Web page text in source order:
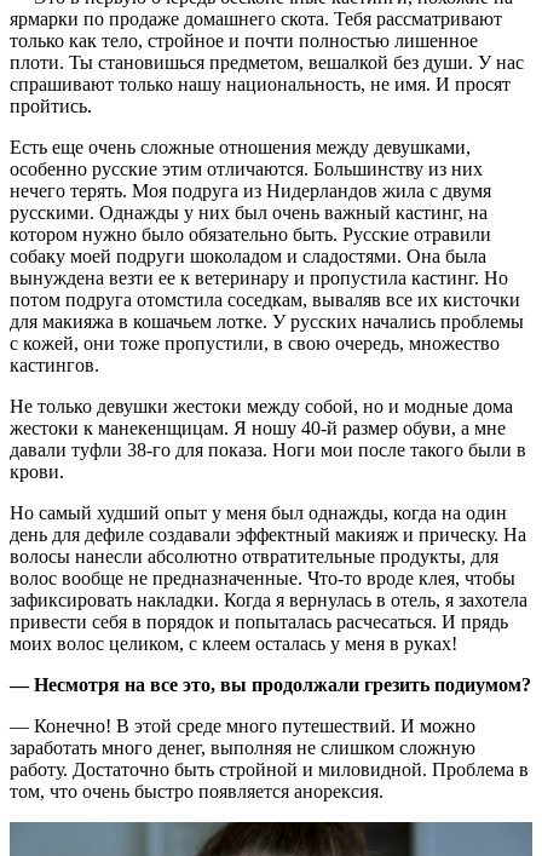
ярмарки по продаже домашнего скота. Тебя рассматривают
только как тело, стройное и почти полностью лишенное
плоти. Ты становишься предметом, вешалкой без души. У нас
спрашивают только нашу национальность, не имя. И просят
пройтись.
Есть еще очень сложные отношения между девушками,
особенно русские этим отличаются. Большинству из них
нечего терять. Моя подруга из Нидерландов жила с двумя
русскими. Однажды у них был очень важный кастинг, на
котором нужно было обязательно быть. Русские отравили
собаку моей подруги шоколадом и сладостями. Она была
вынуждена везти ее к ветеринару и пропустила кастинг. Но
потом подруга отомстила соседкам, вываляв все их кисточки
для макияжа в кошачьем лотке. У русских начались проблемы
с кожей, они тоже пропустили, в свою очередь, множество
кастингов.
Не только девушки жестоки между собой, но и модные дома
жестоки к манекенщицам. Я ношу 40-й размер обуви, а мне
давали туфли 38-го для показа. Ноги мои после такого были в
крови.
Но самый худший опыт у меня был однажды, когда на один
день для дефиле создавали эффектный макияж и прическу. На
волосы нанесли абсолютно отвратительные продукты, для
волос вообще не предназначенные. Что-то вроде клея, чтобы
зафиксировать накладки. Когда я вернулась в отель, я захотела
привести себя в порядок и попыталась расчесаться. И прядь
моих волос целиком, с клеем осталась у меня в руках!
— Несмотря на все это, вы продолжали грезить подиумом?
— Конечно! В этой среде много путешествий. И можно
заработать много денег, выполняя не слишком сложную
работу. Достаточно быть стройной и миловидной. Проблема в
том, что очень быстро появляется анорексия.